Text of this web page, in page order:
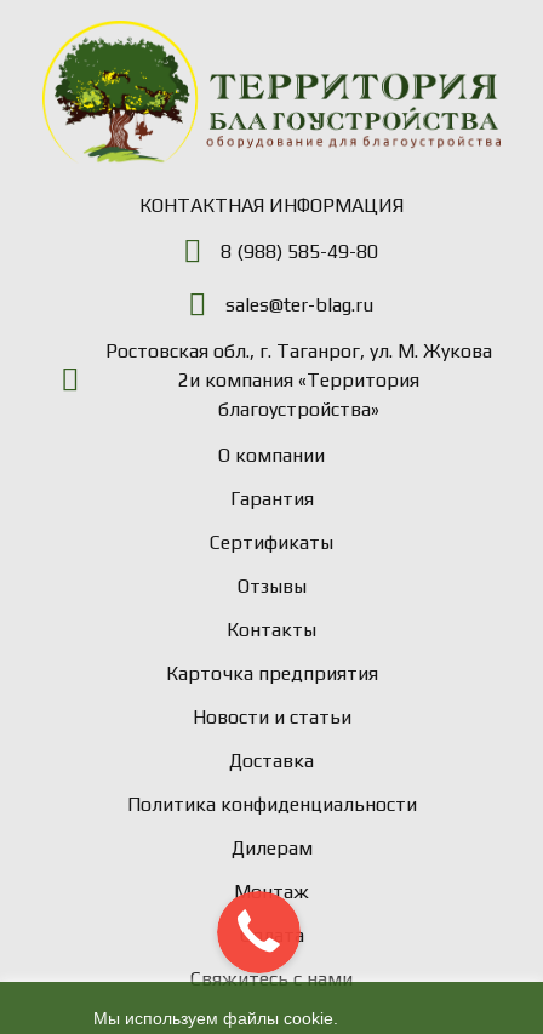
КОНТАКТНАЯ ИНФОРМАЦИЯ
8 (988) 585-49-80
sales@ter-blag.ru
Ростовская обл., г. Таганрог, ул. М. Жукова
2и компания «Территория
благоустройства»
О компании
Гарантия
Сертификаты
Отзывы
Контакты
Карточка предприятия
Новости и статьи
Доставка
Политика конфиденциальности
Дилерам
Монтаж
Оплата
Свяжитесь с нами
Мы используем файлы cookie.